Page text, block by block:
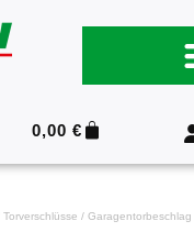
0,00€
Torverschlüsse / Garagentorbeschlag